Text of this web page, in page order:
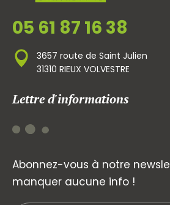
05 61 87 16 38
3657 route de Saint Julien
31310 RIEUX VOLVESTRE
Lettre d'informations
Abonnez-vous à notre
manquer aucune info !